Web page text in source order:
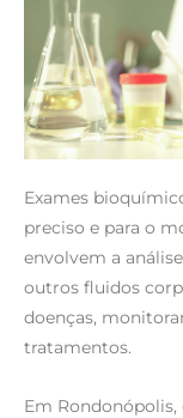
Exames
preciso e para o
envolvem a
outros fluidos
doenças,
tratamentos.
Em